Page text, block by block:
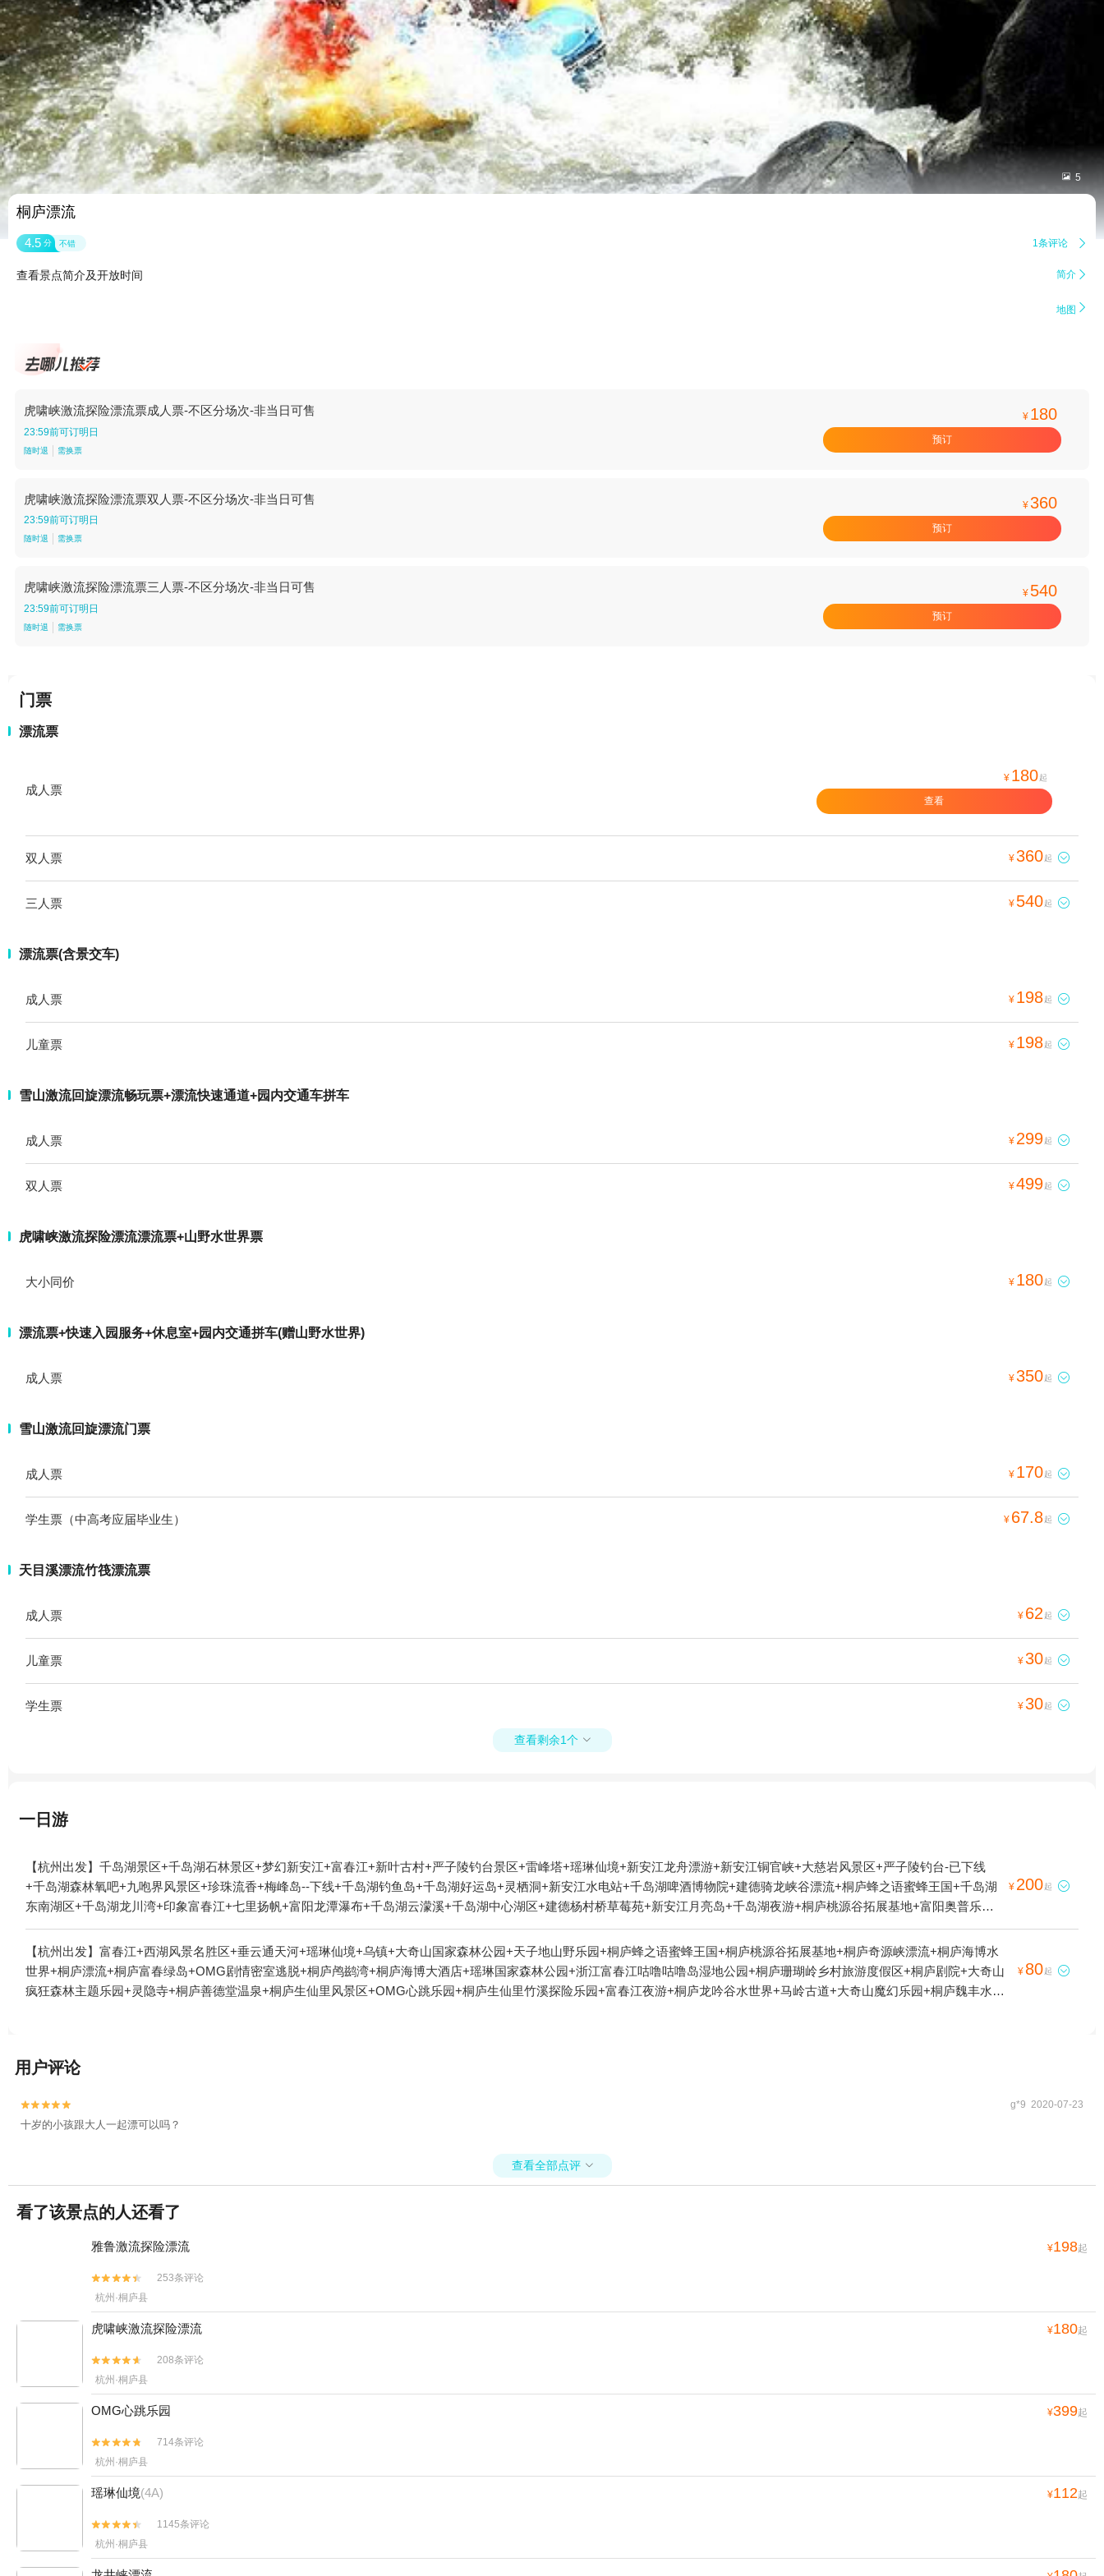
 5
桐庐漂流
4.5 分 不错 1条评论 
查看景点简介及开放时间 简介 
地图 
虎啸峡激流探险漂流票成人票-不区分场次-非当日可售
23:59前可订明日
随时退 需换票
¥ 180
预订
虎啸峡激流探险漂流票双人票-不区分场次-非当日可售
23:59前可订明日
随时退 需换票
¥360
预订
虎啸峡激流探险漂流票三人票-不区分场次-非当日可售
23:59前可订明日
随时退 需换票
¥ 540
预订
门票
漂流票
成人票
¥ 180 起
查看
双人票 ¥360起 
三人票 ¥ 540起 
漂流票(含景交车)
成人票 ¥ 198起 
儿童票 ¥ 198起 
雪山激流回旋漂流畅玩票+漂流快速通道+园内交通车拼车
成人票 ¥ 299起 
双人票 ¥499起 
虎啸峡激流探险漂流漂流票+山野水世界票
大小同价 ¥ 180起 
漂流票+快速入园服务+休息室+园内交通拼车(赠山野水世界)
成人票 ¥350起 
雪山激流回旋漂流门票
成人票 ¥ 170起 
学生票（中高考应届毕业生） ¥ 67.8起 
天目溪漂流竹筏漂流票
成人票 ¥ 62 起 
儿童票 ¥30起 
学生票 ¥30起 
查看剩余1个 
一日游
【杭州出发】千岛湖景区+千岛湖石林景区+梦幻新安江+富春江+新叶古村+严子陵钓台景区+雷峰塔+瑶琳仙境+新安江龙舟漂游+新安江铜官峡+大慈岩风景区+严子陵钓台-已下线
+千岛湖森林氧吧+九咆界风景区+珍珠流香+梅峰岛--下线+千岛湖钓鱼岛+千岛湖好运岛+灵栖洞+新安江水电站+千岛湖啤酒博物院+建德骑龙峡谷漂流+桐庐蜂之语蜜蜂王国+千岛湖
东南湖区+千岛湖龙川湾+印象富春江+七里扬帆+富阳龙潭瀑布+千岛湖云濛溪+千岛湖中心湖区+建德杨村桥草莓苑+新安江月亮岛+千岛湖夜游+桐庐桃源谷拓展基地+富阳奥普乐欢
乐水世界+建德市康庆渔家灯火休闲农庄+雪水岭景区+桐庐海博水世界+桐庐漂流+杭州建德大慈岩景区恺玥真人CS基地+新安江水世界+千岛湖泼水节+桐庐富春绿岛+千岛湖马术公
园+千岛湖品鲜渔庄+千岛湖大厦酒店+千岛湖丽景酒店+建德皇爵洲际大酒店+千岛湖鱼飘香+千岛湖鱼鳌食府+桐庐鸬鹚湾+桐庐海博大酒店+天物坊陶艺馆（富阳店）+千岛湖微公交
+瑶琳国家森林公园+富阳军乐真人CS（新沙岛基地）+富阳军乐真人CS（野生动物世界基地）+建德果蔬乐园+浙江富春江咕噜咕噜岛湿地公园+千岛湖大桥+月光岛（五龙岛）+千
岛湖天迹热气球+梅峰岛+桐庐珊瑚岭乡村旅游度假区+武圣峡漂流+千岛湖淳衢食府+千岛湖文渊狮城度假区+桐庐剧院+千岛湖海洋馆+大奇山疯狂森林主题乐园+建德农夫山泉生产基
谷景区+富春江夜游+鹤彩乐园+驼峰建德千岛湖跳伞基地+富阳龙鳞坝景区+千岛湖植物园+桐庐魏丰水上乐园+千岛湖骑野骑行公园+千岛湖啤酒小镇+千岛湖西南湖区+富阳沸腾坝景
街+富阳万达游乐场+新安江+千岛湖啤酒温泉+千岛湖中心湖区明豪水上乐园1日游
¥ 200起 
【杭州出发】富春江+西湖风景名胜区+垂云通天河+瑶琳仙境+乌镇+大奇山国家森林公园+天子地山野乐园+桐庐蜂之语蜜蜂王国+桐庐桃源谷拓展基地+桐庐奇源峡漂流+桐庐海博水
世界+桐庐漂流+桐庐富春绿岛+OMG剧情密室逃脱+桐庐鸬鹚湾+桐庐海博大酒店+瑶琳国家森林公园+浙江富春江咕噜咕噜岛湿地公园+桐庐珊瑚岭乡村旅游度假区+桐庐剧院+大奇山
疯狂森林主题乐园+灵隐寺+桐庐善德堂温泉+桐庐生仙里风景区+OMG心跳乐园+桐庐生仙里竹溪探险乐园+富春江夜游+桐庐龙吟谷水世界+马岭古道+大奇山魔幻乐园+桐庐魏丰水上
子地山野乐园-恐龙乐园1日游
¥ 80起 
用户评论

 g*9 2020-07-23
十岁的小孩跟大人一起漂可以吗？
查看全部点评 
看了该景点的人还看了
雅鲁激流探险漂流 ¥198起


253条评论
杭州·桐庐县
虎啸峡激流探险漂流 ¥180起


208条评论
杭州·桐庐县
OMG心跳乐园 ¥399起


714条评论
杭州·桐庐县
瑶琳仙境(4A) ¥112起


1145条评论
杭州·桐庐县